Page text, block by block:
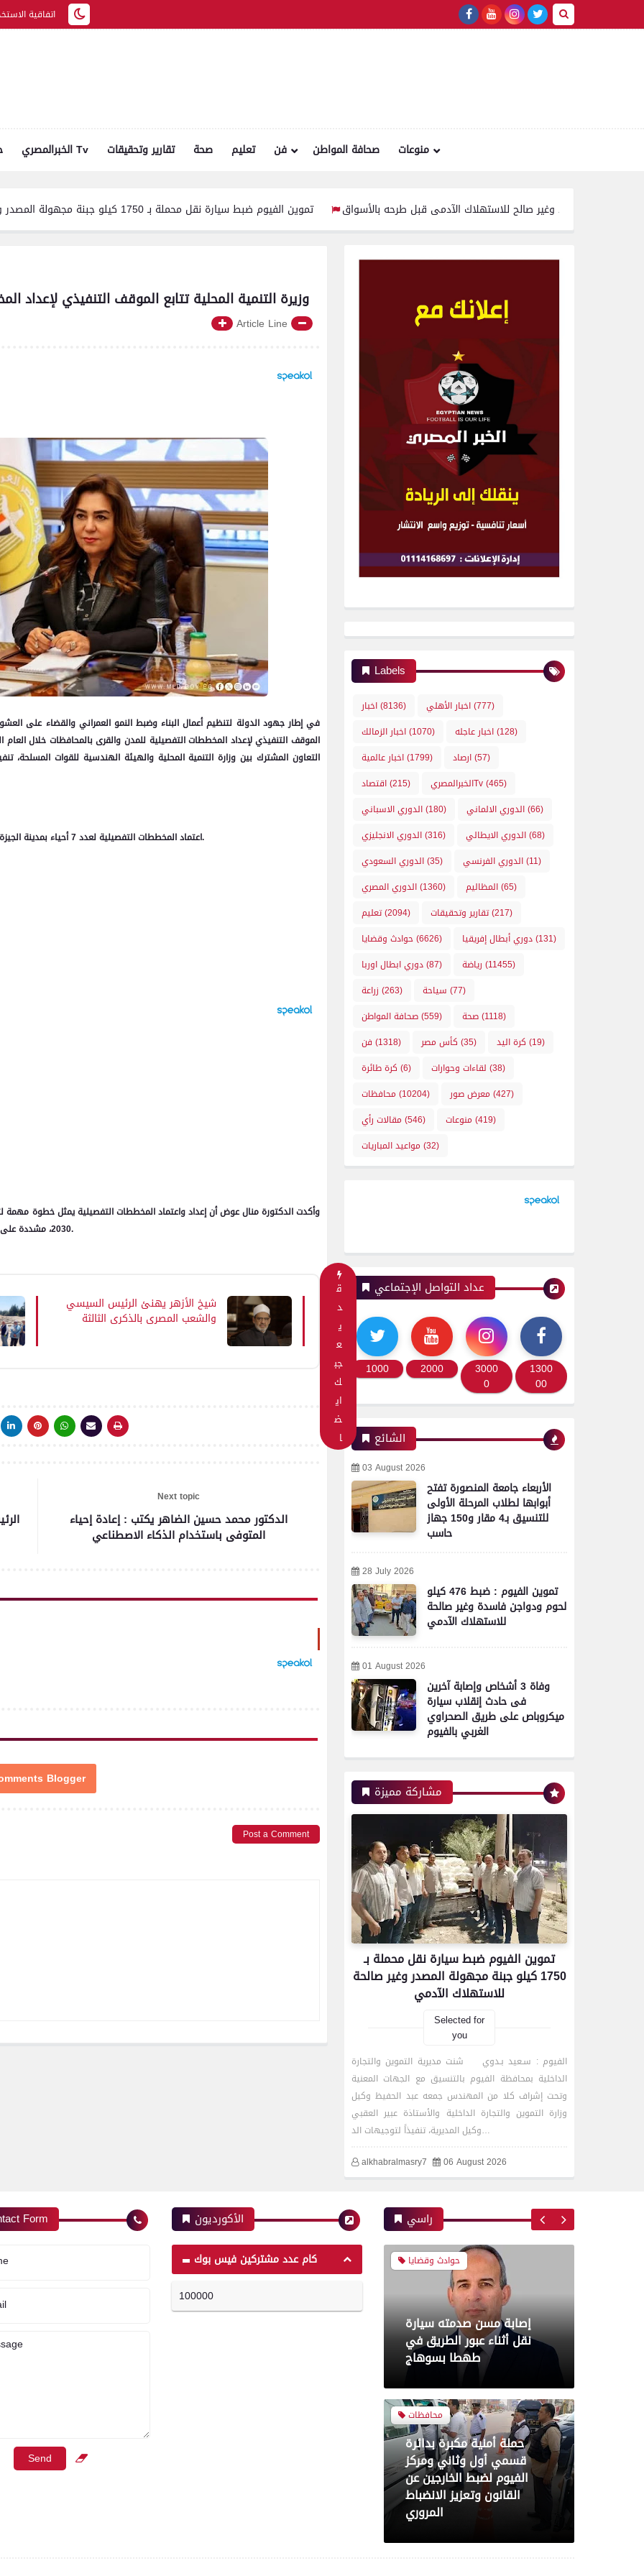
اتفاقية
الخبرالمصري Tv تقارير وتحقيقات صحة تعليم فن صحافة المواطن منوعات
تموين الفيوم ضبط سيارة نقل محملة بـ 1750 كيلو جبنة مجهولة المصدر وغير صالحة للاستهلاك الآدمي
وزيرة التنمية المحلية تتابع الموقف التنفيذي لإعداد
Article Line
في إطار جهود الدولة لتنظيم أعمال البناء وضبط النمو العمراني والقضاء على
التعاون المشترك بين وزارة التنمية المحلية والهيئة الهندسية للقوات
اعتماد المخططات التفصيلية لعدد 7 أحياء بمدينة الجيزة (الوراق، العجوزة، المنيرة، إمبابة، العمرانية، بولاق الدكرور، الدقي).
وأكدت الدكتورة منال عوض أن إعداد واعتماد المخططات التفصيلية يمثل خطوة مهمة
2030، مشددة على ضرورة الانتهاء من إعداد المخططات وفق الجداول الزمنية المحددة.
ق
د
ي
ع
جب
ك
اي
ض
ا
شيخ الأزهر يهنئ الرئيس السيسي
والشعب المصري بالذكرى الثالثة
Next topic
الدكتور محمد حسين الضاهر يكتب : إعادة إحياء
المتوفى باستخدام الذكاء الاصطناعي
Blogger
Post a Comment
Labels
اخبار(8136) اخبار الأهلي(777)
اخبار الزمالك(1070) اخبار عاجله(128)
اخبار عالمية(1799) ارصاد(57)
اقتصاد(215) الخبرالمصريTv(465)
الدوري الاسباني(180) الدوري الالماني(66)
الدوري الانجليزي(316) الدوري الايطالي(68)
الدوري السعودي(35) الدوري الفرنسي(11)
الدوري المصري(1360) المظاليم(65)
تعليم(2094) تقارير وتحقيقات(217)
حوادث وقضايا(6626) دوري أبطال إفريقيا(131)
دوري ابطال اوربا(87) رياضة (11455)
زراعة (263) سياحة (77)
صحافة المواطن(559) صحة(1118)
فن (1318) كأس مصر (35) كرة اليد (19)
كرة طائرة (6) لقاءات وحوارات (38)
محافظات (10204) معرض صور (427)
مقالات رأي (546) منوعات (419)
مواعيد المباريات (32)
عداد التواصل الإجتماعي
1000 2000 3000
0
1300
00
الشائع
03 August 2026
الأربعاء جامعة المنصورة تفتح
أبوابها لطلاب المرحلة الأولى
للتنسيق بـ4 مقار و150 جهاز
حاسب
28 July 2026
تموين الفيوم : ضبط 476 كيلو
لحوم ودواجن فاسدة وغير صالحة
للاستهلاك الآدمي
01 August 2026
وفاة 3 أشخاص وإصابة آخرين
فى حادث إنقلاب سيارة
ميكروباص على طريق الصحراوي
الغربي بالفيوم
مشاركة مميزة
تموين الفيوم ضبط سيارة نقل محملة بـ
1750 كيلو جبنة مجهولة المصدر وغير صالحة
للاستهلاك الآدمي
Selected for
you
الفيوم : سـعيد بـدوي شنت مديرية التموين والتجارة
الداخلية بمحافظة الفيوم بالتنسيق مع الجهات المعنية
وتحت إشراف كلا من المهندس جمعه عبد الحفيظ وكيل
وزارة التموين والتجارة الداخلية والأستاذة عبير العقبي
وكيل المديرية، تنفيذاً لتوجيهات الد…
alkhabralmasry7
06 August 2026
Form الأكورديون
كام عدد مشتركين فيس بوك
100000
راسي
محافظات
تموين الفيوم ضبط سيارة نقل
محملة بـ 1750 كيلو جبنة
مجهولة المصدر وغير صالحة
للاستهلاك الآدمي
محافظات
تموين الفيوم ضبط 500 لتر
لبن فاسد وغير صالح
للاستهلاك الآدمى قبل طرحه
بالأسواق
محافظات
مدير أمن سوهاج يواصل
جولاته المفاجئة ويتفقد
محافظات
4 كليات بجامعة المنصورة من
بين 10 على مستوى
الجمهورية تتأهل للزيارات
الميدانية بجائزة مصر للتميز
الحكومي 2026
حوادث وقضايا
إصابة مسن صدمته سيارة
نقل أثناء عبور الطريق في
طهطا بسوهاج
محافظات
حملة أمنية مكبرة بدائرة
قسمي أول وثاني ومركز
الفيوم لضبط الخارجين عن
القانون وتعزيز الانضباط
المروري